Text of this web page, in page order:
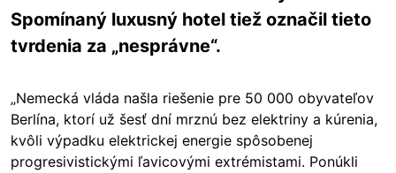
Spomínaný luxusný hotel tiež označil tieto
tvrdenia za „nesprávne“.
„Nemecká vláda našla riešenie pre 50 000 obyvateľov
Berlína, ktorí už šesť dní mrznú bez elektriny a kúrenia,
kvôli výpadku elektrickej energie spôsobenej
progresivistickými ľavicovými extrémistami. Ponúkli